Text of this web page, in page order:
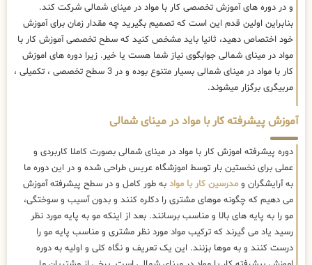
و در دوره های آموزش تخصصی کار با مواد در مینای شمالی شرکت کند.
بنابراین اولین قدم این است که تصمیم بگیرید چه مقدار زمان برای آموزش
خود اختصاص دهید، ثانیا باید مشخص کنید که سطح تخصصی آموزش کار با
مواد در مینای شمالی جوابگوی نیاز شما هست یا خیر. زیرا دوره های اموزش
کار با مواد در مینای شمالی بسیار متنوع بوده و در 3 سطح تخصصی ، تکمیلی ،
مربیگری برگزار میشوند.
آموزش پیشرفته کار با مواد در مینای شمالی
دوره پیشرفته اموزش کار با مواد در مینای شمالی بصورت کاملا کاربردی و
عملی برای نخستین بار توسط اموزشگاه عریس طراحی شده و در این دوره ما
به آرایشگران و مدرسین کار با مواد به طور کامل و در سطح پیشرفته آموزش
می دهیم که چگونه موهای مشتری را دکلره کنند و بدون آسیب و سوختگی،
مو را به پایه های بالا و مناسب برسانند. بعد از اینکه مو به پایه مورد نظر
رسید یاد می گیرند که ترکیب مواد مورد نظر مشتری و مناسب پایه مو را
درست کنند و به موها بزنند. این یک تعریف و نگاه کلی و اولیه به دوره